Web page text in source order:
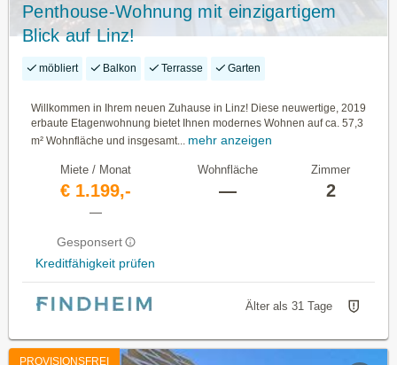
Penthouse-Wohnung mit einzigartigem
Blick auf Linz!
möbliert Balkon Terrasse Garten
Willkommen in Ihrem neuen Zuhause in Linz! Diese neuwertige, 2019
erbaute Etagenwohnung bietet Ihnen modernes Wohnen auf ca. 57,3
m² Wohnfläche und insgesamt... mehr anzeigen
Miete / Monat
€ 1.199,-
—
Gesponsert
Kreditfähigkeit prüfen
Wohnfläche
—
Zimmer
2
Älter als 31 Tage
PROVISIONSFREI